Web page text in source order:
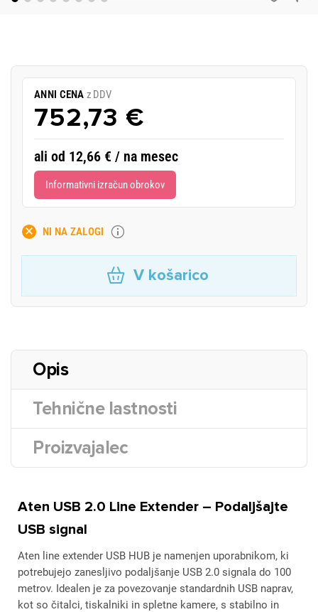
ANNI CENA z DDV
752,73 €
ali od 12,66 € / na mesec
Informativni izračun obrokov
NI NA ZALOGI
V košarico
Opis
Tehnične lastnosti
Proizvajalec
Aten USB 2.0 Line Extender – Podaljšajte
USB signal
Aten line extender USB HUB je namenjen uporabnikom, ki
potrebujejo zanesljivo podaljšanje USB 2.0 signala do 100
metrov. Idealen je za povezovanje standardnih USB naprav,
kot so čitalci, tiskalniki in spletne kamere, s stabilno in